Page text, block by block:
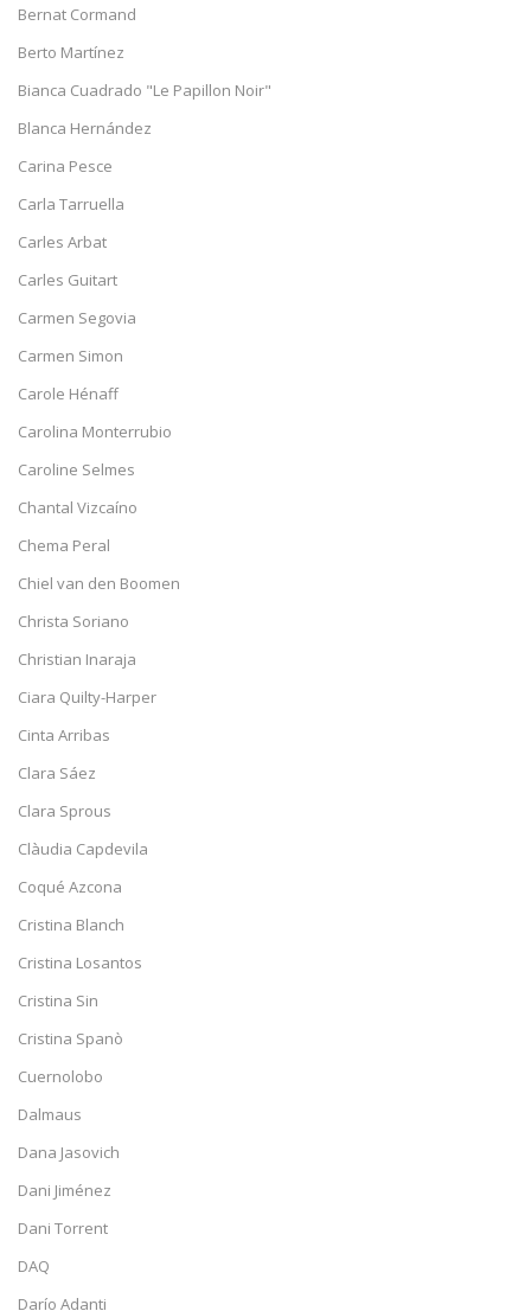
Bernat Cormand
Berto Martínez
Bianca Cuadrado "Le Papillon Noir"
Blanca Hernández
Carina Pesce
Carla Tarruella
Carles Arbat
Carles Guitart
Carmen Segovia
Carmen Simon
Carole Hénaff
Carolina Monterrubio
Caroline Selmes
Chantal Vizcaíno
Chema Peral
Chiel van den Boomen
Christa Soriano
Christian Inaraja
Ciara Quilty-Harper
Cinta Arribas
Clara Sáez
Clara Sprous
Clàudia Capdevila
Coqué Azcona
Cristina Blanch
Cristina Losantos
Cristina Sin
Cristina Spanò
Cuernolobo
Dalmaus
Dana Jasovich
Dani Jiménez
Dani Torrent
DAQ
Darío Adanti